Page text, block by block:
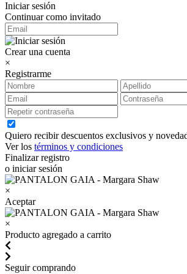
Iniciar sesión
Continuar como invitado
Crear una cuenta
×
Registrarme
Quiero recibir descuentos exclusivos y
Ver los términos y condiciones
Finalizar registro
o iniciar sesión
×
Aceptar
×
Producto agregado a carrito
Seguir comprando